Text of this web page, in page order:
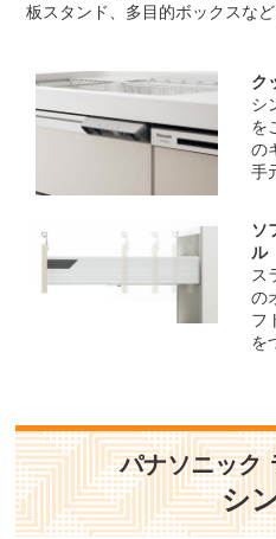
板スタンド、多目的ボックスなど
ク
シ
を
の
手
ソ
ル
ス
の
フ
を
パナソニック
シ